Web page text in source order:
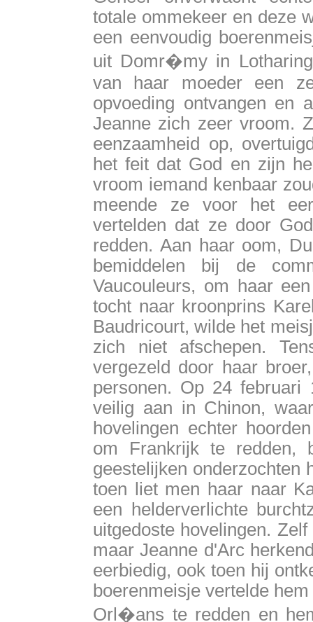
totale ommekeer en deze
een eenvoudig
uit Domr�my in
van haar moeder een
opvoeding ontvangen en
Jeanne zich zeer vroom.
eenzaamheid op,
het feit dat God en zijn
vroom iemand kenbaar
meende ze voor het
vertelden dat ze door
redden. Aan haar oom,
bemiddelen bij de
Vaucouleurs, om haar
tocht naar kroonprins
Baudricourt, wilde het
zich niet afschepen.
vergezeld door haar
personen. Op 24 februari
veilig aan in Chinon,
hovelingen echter
om Frankrijk te redden,
geestelijken onderzochten
toen liet men haar naar
een helderverlichte
uitgedoste hovelingen.
maar Jeanne d'Arc
eerbiedig, ook toen hij
boerenmeisje vertelde
Orl�ans te redden en